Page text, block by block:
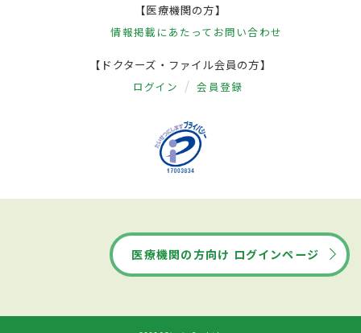
【医療機関の方】
情報掲載にあたって お問い合わせ
【ドクターズ・ファイル会員の方】
ログイン 会員登録
医療機関の方向け ログインページ